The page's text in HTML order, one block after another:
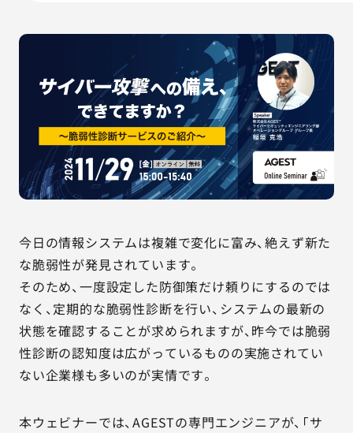
セミナー・イベント
事例紹介
品質コラム
会社情報
サービス詳細資料 見積・お問い合わせ
サービスお問い合わせ専用番号
03-6865-4864
（平日9:30〜18:00）
今日の情報システムは複雑で変化に富み、絶えず新た
な脆弱性が発見されています。
そのため、一度設定した防御策だけ頼りにするのでは
なく、定期的な脆弱性診断を行い、システムの最新の
状態を確認することが求められますが、昨今では脆弱
性診断の認知度は広がっているものの実施されてい
ない企業様も多いのが実情です。
本ウェビナーでは、AGESTの専門エンジニアが、「サ